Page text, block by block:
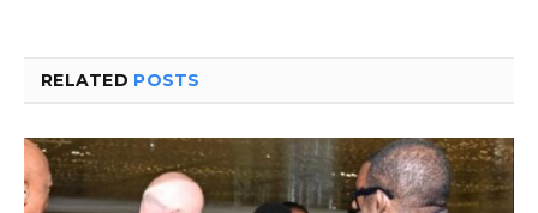
RELATED POSTS